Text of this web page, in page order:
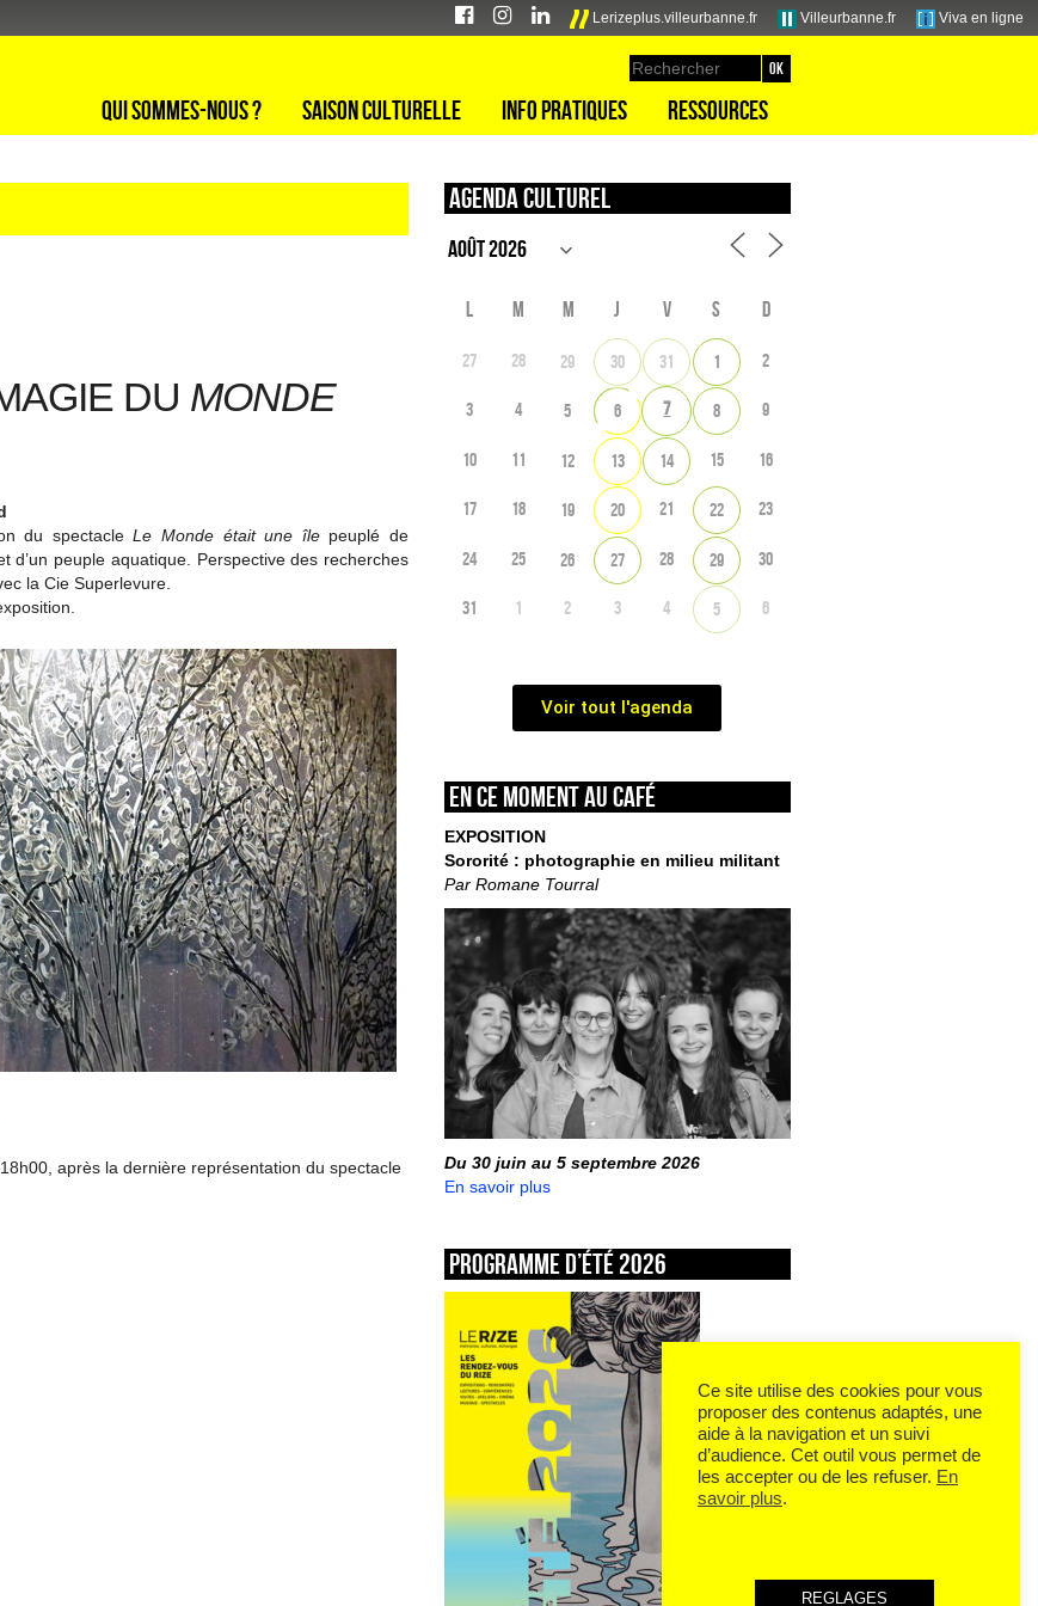
Lerizeplus.villeurbanne.fr Villeurbanne.fr Viva en ligne
Qui sommes-nous ? Saison culturelle Info pratiques Ressources
DU MONDE
du spectacleLe Monde était une îlepeuplé de
d’un peuple aquatique. Perspective des recherches
la Cie Superlevure.
après la dernière représentation du spectacle
Agenda culturel
L M M J V S D
27 28 29 30 31 1 2
3 4 5 6 7 8 9
10 11 12 13 14 15 16
17 18 19 20 21 22 23
24 25 26 27 28 29 30
31 1 2 3 4 5 6
Voir tout l'agenda
En ce moment au café
EXPOSITION
Sororité : photographie en milieu militant
Par Romane Tourral
Du 30 juin au 5 septembre 2026
En savoir plus
Programme d’été 2026
Ce site utilise des cookies pour vous
proposer des contenus adaptés, une
aide à la navigation et un suivi
d’audience. Cet outil vous permet de
les accepter ou de les refuser. En
savoir plus.
REGLAGES